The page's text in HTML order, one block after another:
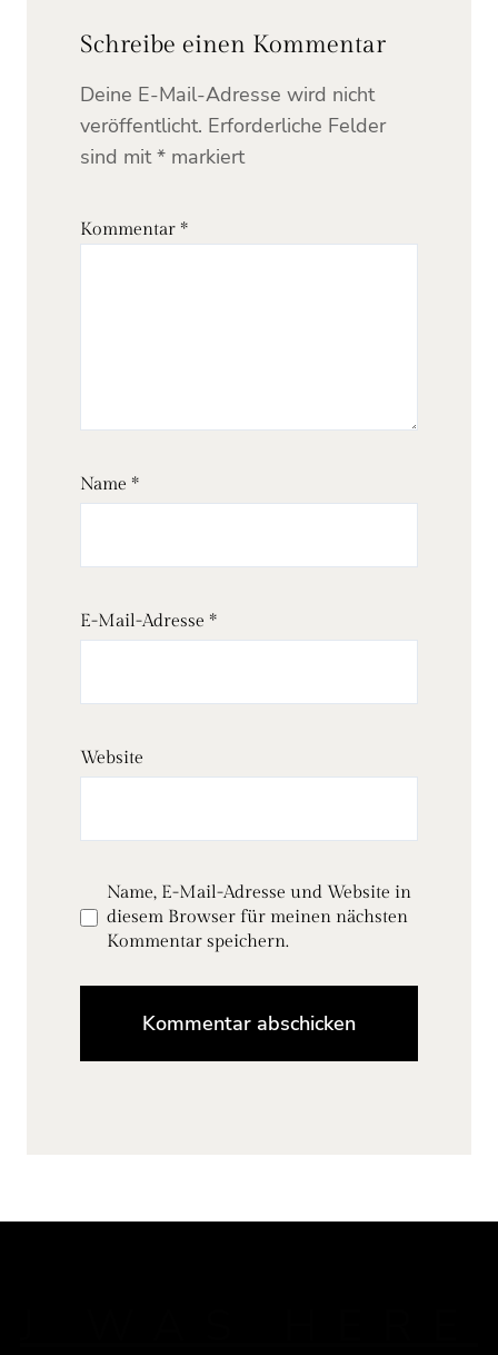
Schreibe einen Kommentar
Deine E-Mail-Adresse wird nicht
veröffentlicht. Erforderliche Felder
sind mit* markiert
Kommentar *
Name *
E-Mail-Adresse *
Website
Name, E-Mail-Adresse und Website in
diesem Browser für meinen nächsten
Kommentar speichern.